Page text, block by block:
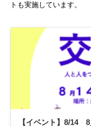
トも実施しています。
【イベント】8/14 8